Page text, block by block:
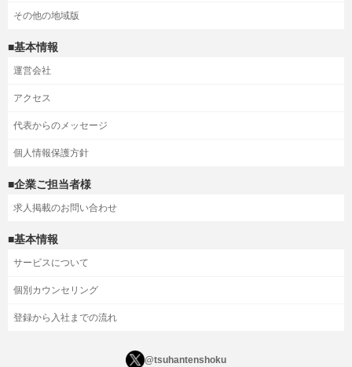
その他の地域版
■基本情報
運営会社
アクセス
代表からのメッセージ
個人情報保護方針
■企業ご担当者様
求人掲載のお問い合わせ
■基本情報
サービスについて
個別カウンセリング
登録から入社までの流れ
@tsuhantenshoku